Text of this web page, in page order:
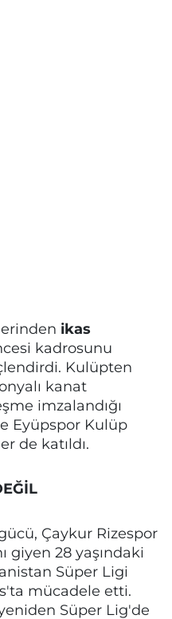
ikas
kadrosunu
Kulüpten
kanat
imzalandığı
Eyüpspor Kulüp
de katıldı.
Çaykur Rizespor
giyen 28 yaşındaki
Süper Ligi
mücadele etti.
Süper Lig'de